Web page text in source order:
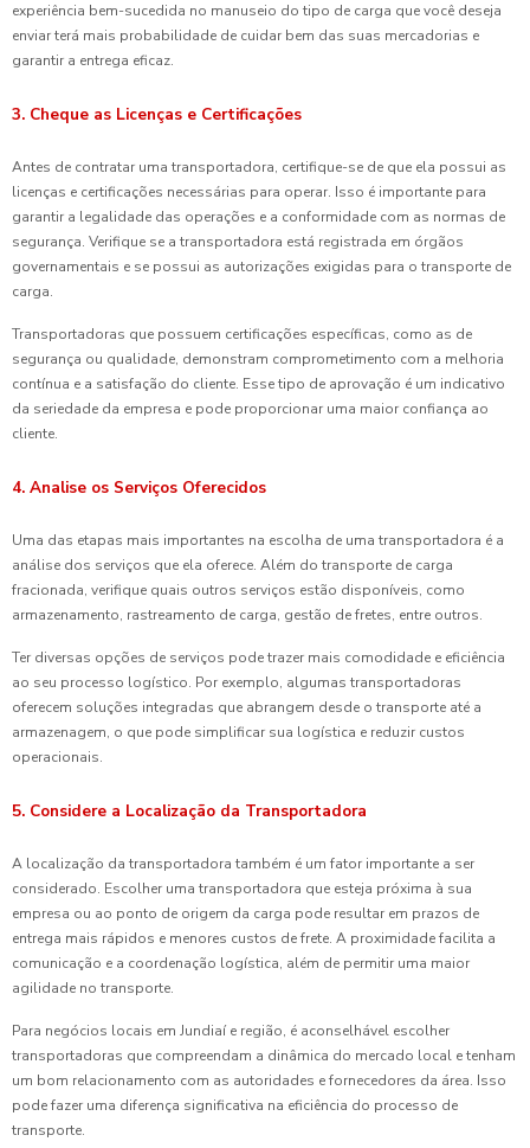
experiência bem-sucedida no manuseio do tipo de carga que você deseja
enviar terá mais probabilidade de cuidar bem das suas mercadorias e
garantir a entrega eficaz.
3. Cheque as Licenças e Certificações
Antes de contratar uma transportadora, certifique-se de que ela possui as
licenças e certificações necessárias para operar. Isso é importante para
garantir a legalidade das operações e a conformidade com as normas de
segurança. Verifique se a transportadora está registrada em órgãos
governamentais e se possui as autorizações exigidas para o transporte de
carga.
Transportadoras que possuem certificações específicas, como as de
segurança ou qualidade, demonstram comprometimento com a melhoria
contínua e a satisfação do cliente. Esse tipo de aprovação é um indicativo
da seriedade da empresa e pode proporcionar uma maior confiança ao
cliente.
4. Analise os Serviços Oferecidos
Uma das etapas mais importantes na escolha de uma transportadora é a
análise dos serviços que ela oferece. Além do transporte de carga
fracionada, verifique quais outros serviços estão disponíveis, como
armazenamento, rastreamento de carga, gestão de fretes, entre outros.
Ter diversas opções de serviços pode trazer mais comodidade e eficiência
ao seu processo logístico. Por exemplo, algumas transportadoras
oferecem soluções integradas que abrangem desde o transporte até a
armazenagem, o que pode simplificar sua logística e reduzir custos
operacionais.
5. Considere a Localização da Transportadora
A localização da transportadora também é um fator importante a ser
considerado. Escolher uma transportadora que esteja próxima à sua
empresa ou ao ponto de origem da carga pode resultar em prazos de
entrega mais rápidos e menores custos de frete. A proximidade facilita a
comunicação e a coordenação logística, além de permitir uma maior
agilidade no transporte.
Para negócios locais em Jundiaí e região, é aconselhável escolher
transportadoras que compreendam a dinâmica do mercado local e tenham
um bom relacionamento com as autoridades e fornecedores da área. Isso
pode fazer uma diferença significativa na eficiência do processo de
transporte.